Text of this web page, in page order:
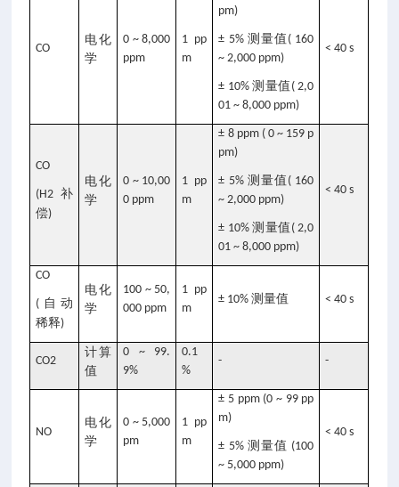
CO
电化
学
0 ~ 8,000
ppm
1 pp
m
pm)
± 5% 测量值 ( 160
~ 2,000 ppm)
± 10%测量值 ( 2,0
01 ~ 8,000 ppm)
< 40 s
CO
(H2 补
偿)
电化
学
0 ~ 10,00
0 ppm
1 pp
m
± 8 ppm ( 0 ~ 159 p
pm)
± 5% 测量值 ( 160
~ 2,000 ppm)
± 10%测量值 ( 2,0
01 ~ 8,000 ppm)
< 40 s
CO
( 自动
稀释)
电化
学
100 ~ 50,
000 ppm
1 pp
m
± 10%测量值 < 40 s
CO2
计算
值
0 ~ 99.
9%
0.1
%
- -
NO
电化
学
0 ~ 5,000
pm
1 pp
m
± 5 ppm (0 ~ 99 pp
m)
± 5% 测量值 (100
~ 5,000 ppm)
< 40 s